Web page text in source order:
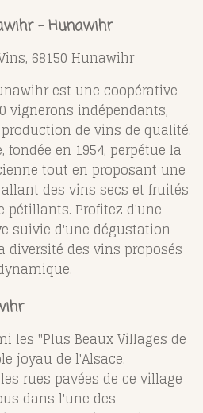
- Hunawihr
68150 Hunawihr
est une coopérative
vignerons indépendants,
de vins de qualité.
fondée en 1954, perpétue la
tout en proposant une
des vins secs et fruités
pétillants. Profitez d'une
suivie d'une dégustation
diversité des vins proposés
les "Plus Beaux Villages de
joyau de l'Alsace.
rues pavées de ce village
dans l'une des